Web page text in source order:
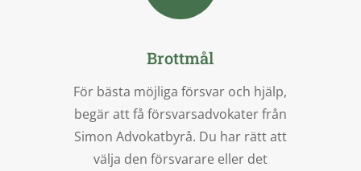
Brottmål
För bästa möjliga försvar och hjälp,
begär att få försvarsadvokater från
Simon Advokatbyrå. Du har rätt att
välja den försvarare eller det